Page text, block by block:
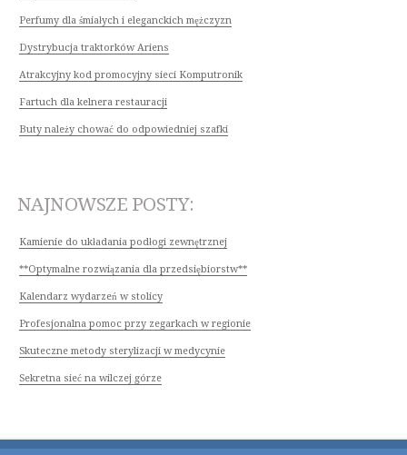
Perfumy dla śmiałych i eleganckich mężczyzn
Dystrybucja traktorków Ariens
Atrakcyjny kod promocyjny sieci Komputronik
Fartuch dla kelnera restauracji
Buty należy chować do odpowiedniej szafki
NAJNOWSZE POSTY:
Kamienie do układania podłogi zewnętrznej
**Optymalne rozwiązania dla przedsiębiorstw**
Kalendarz wydarzeń w stolicy
Profesjonalna pomoc przy zegarkach w regionie
Skuteczne metody sterylizacji w medycynie
Sekretna sieć na wilczej górze